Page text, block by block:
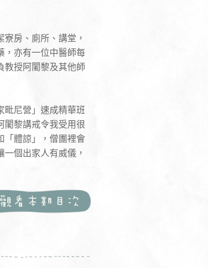
房、廁所、講堂，
，亦有一位中醫師每
教授阿闍黎及其他師
毗尼營」速成精華班
闍黎講戒令我受用很
「體諒」，僧團裡會
個出家人有威儀，